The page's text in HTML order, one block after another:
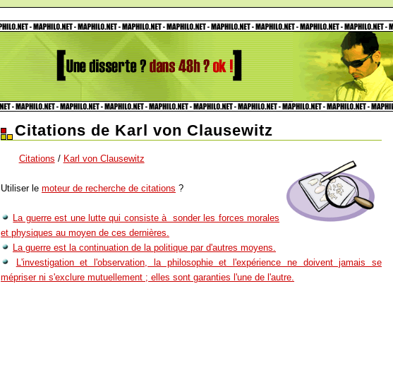
Citations de Karl von Clausewitz
Citations / Karl von Clausewitz
Utiliser le moteur de recherche de citations ?
La guerre est une lutte qui consiste à sonder les forces morales
et physiques au moyen de ces dernières.
La guerre est la continuation de la politique par d'autres moyens.
L'investigation et l'observation, la philosophie et l'expérience ne doivent jamais se
mépriser ni s'exclure mutuellement ; elles sont garanties l'une de l'autre.